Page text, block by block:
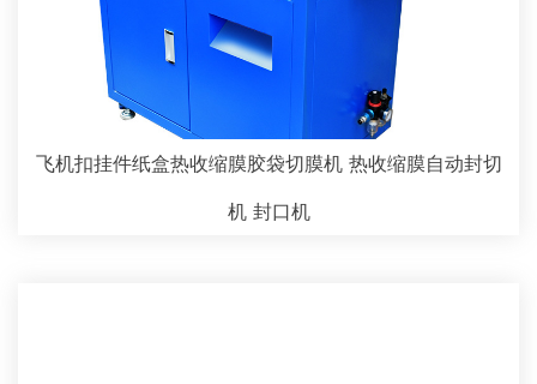
飞机扣挂件纸盒热收缩膜胶袋切膜机 热收缩膜自动封切
机 封口机